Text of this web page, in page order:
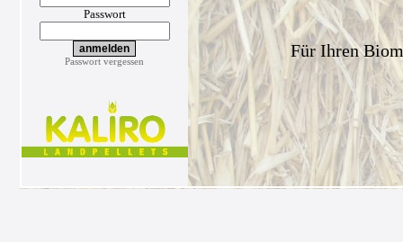
Passwort
Passwort vergessen
Für Ihren